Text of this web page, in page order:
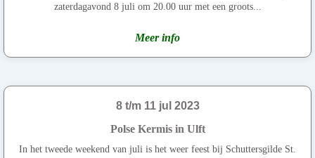
zaterdagavond 8 juli om 20.00 uur met een groots...
Meer info
8 t/m 11 jul 2023
Polse Kermis in Ulft
In het tweede weekend van juli is het weer feest bij Schuttersgilde St.